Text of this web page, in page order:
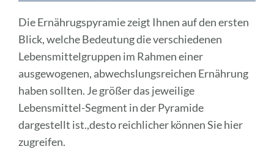
Die Ernährugspyramie zeigt Ihnen auf den ersten
Blick, welche Bedeutung die verschiedenen
Lebensmittelgruppen im Rahmen einer
ausgewogenen, abwechslungsreichen Ernährung
haben sollten. Je größer das jeweilige
Lebensmittel-Segment in der Pyramide
dargestellt ist.,desto reichlicher können Sie hier
zugreifen.